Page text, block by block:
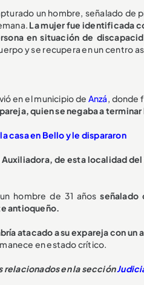
un hombre, señalado de
La mujer fue identificada
en situación de
y se recupera en un centro
en el municipio de Anzá, donde
quien se negaba a
casa en Bello y le dispararon
de esta localidad
hombre de 31 años señalado
antioqueño.
atacado a su expareja con un
en estado crítico.
relacionados en la sección